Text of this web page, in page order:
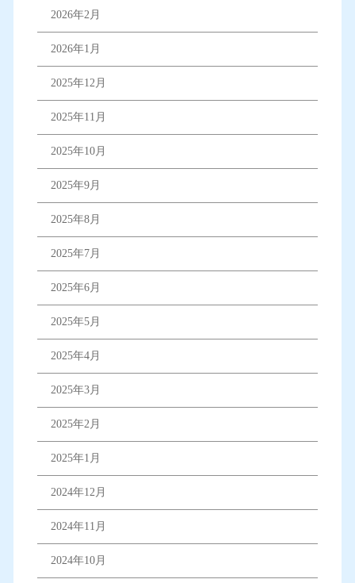
2026年2月
2026年1月
2025年12月
2025年11月
2025年10月
2025年9月
2025年8月
2025年7月
2025年6月
2025年5月
2025年4月
2025年3月
2025年2月
2025年1月
2024年12月
2024年11月
2024年10月